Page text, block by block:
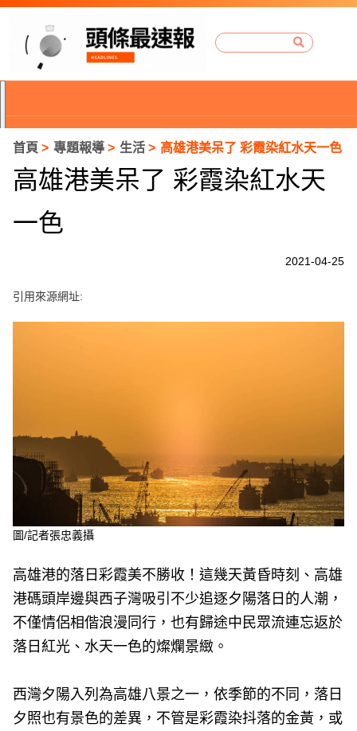
首頁 專題報導 生活 高雄港美呆了 彩霞染紅水天一色
高雄港美呆了 彩霞染紅水天
一色
2021-04-25
引用來源網址:
圖/記者張忠義攝
高雄港的落日彩霞美不勝收！這幾天黃昏時刻、高雄
港碼頭岸邊與西子灣吸引不少追逐夕陽落日的人潮，
不僅情侶相偕浪漫同行，也有歸途中民眾流連忘返於
落日紅光、水天一色的燦爛景緻。
西灣夕陽入列為高雄八景之一，依季節的不同，落日
夕照也有景色的差異，不管是彩霞染抖落的金黃，或